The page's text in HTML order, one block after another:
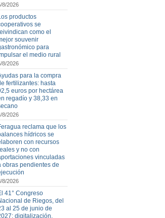
8/2026
productos
se
como el
souvenir
para
el medio rural
8/2026
para la compra
fertilizantes: hasta
euros por hectárea
regadío y 38,33 en
8/2026
reclama que los
hídricos se
con recursos
y no con
vinculadas
obras pendientes de
8/2026
41° Congreso
de Riegos, del
al 25 de junio de
digitalización,